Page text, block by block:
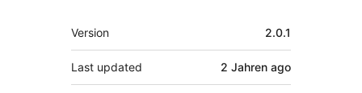
Meta
Version 2.0.1
Last updated 2 Jahren ago